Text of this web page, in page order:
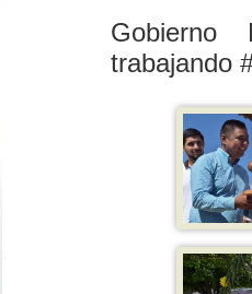
Gobierno
trabajando